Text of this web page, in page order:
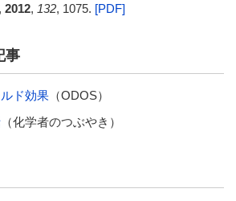
2012, 132, 1075. [PDF]
事
ド効果（ODOS）
（化学者のつぶやき）